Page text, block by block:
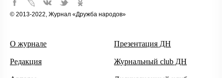
© 2013-2022, Журнал «Дружба народов»
О журнале
Редакция
Презентация ДН
Журнальный club ДН